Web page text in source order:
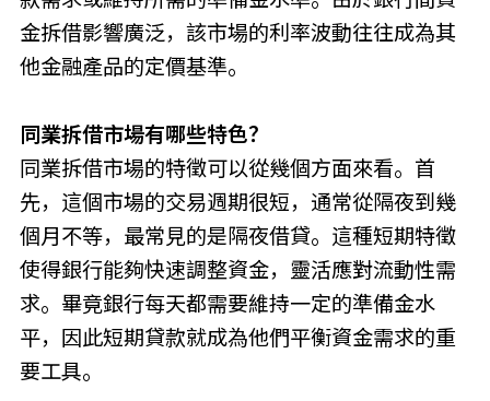
金拆借影響廣泛，該市場的利率波動往往成為其
他金融產品的定價基準。
同業拆借市場有哪些特色？
同業拆借市場的特徵可以從幾個方面來看。首
先，這個市場的交易週期很短，通常從隔夜到幾
個月不等，最常見的是隔夜借貸。這種短期特徵
使得銀行能夠快速調整資金，靈活應對流動性需
求。畢竟銀行每天都需要維持一定的準備金水
平，因此短期貸款就成為他們平衡資金需求的重
要工具。